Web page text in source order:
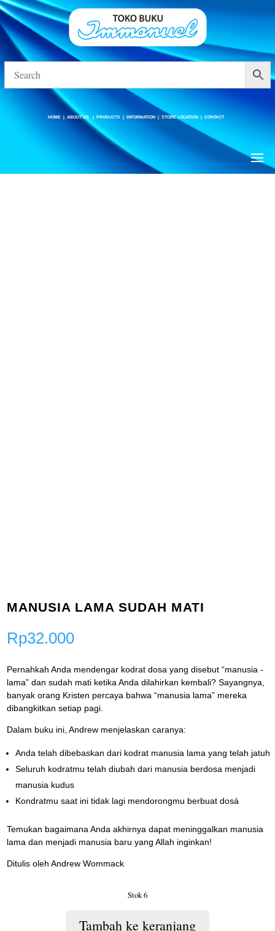
ABOUT US |STORE LOCATION
HOME |ABOUT US |PRODUCTS |INFORMATION |STORE LOCATION |CONTACT
MANUSIA LAMA SUDAH MATI
Rp32.000
Pernahkah Anda mendengar kodrat dosa yang disebut “manusia -
lama” dan sudah mati ketika Anda dilahirkan kembali? Sayangnya,
banyak orang Kristen percaya bahwa “manusia lama” mereka
dibangkitkan setiap pagi.
Dalam buku ini, Andrew menjelaskan caranya:
Anda telah dibebaskan dari kodrat manusia lama yang telah jatuh
Seluruh kodratmu telah diubah dari manusia berdosa menjadi
manusia kudus
Kondratmu saat ini tidak lagi mendorongmu berbuat dosá
Temukan bagaimana Anda akhirnya dapat meninggalkan manusia
lama dan menjadi manusia baru yang Allah inginkan!
Ditulis oleh Andrew Wommack
Stok 6
Tambah ke keranjang